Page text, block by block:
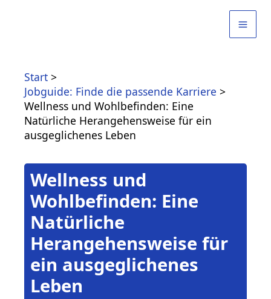
Start
Jobguide: Finde die passende Karriere
Wellness und Wohlbefinden: Eine
Natürliche Herangehensweise für ein
ausgeglichenes Leben
Wellness und
Wohlbefinden: Eine
Natürliche
Herangehensweise für
ein ausgeglichenes
Leben